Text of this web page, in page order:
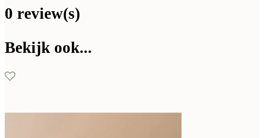
0 review(s)
Bekijk ook...